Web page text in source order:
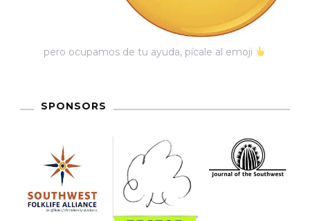
pero ocupamos de tu ayuda, pícale al emoji
SPONSORS